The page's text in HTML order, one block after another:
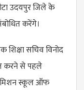
उदयपुर जिले के
करेंगे।
शिक्षा सचिव विनोद
करने से पहले
मिशन स्कूल ऑफ